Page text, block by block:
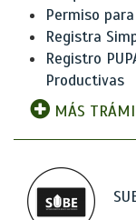
Permiso
Registra
Registro
Productivas
MÁS